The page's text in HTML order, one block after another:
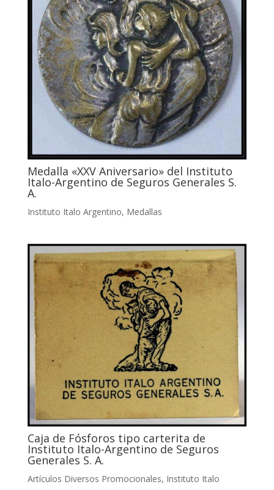
Medalla «XXV Aniversario» del Instituto
Italo-Argentino de Seguros Generales S.
A.
Instituto Italo Argentino, Medallas
Caja de Fósforos tipo carterita de
Instituto Italo-Argentino de Seguros
Generales S. A.
Artículos Diversos Promocionales, Instituto Italo